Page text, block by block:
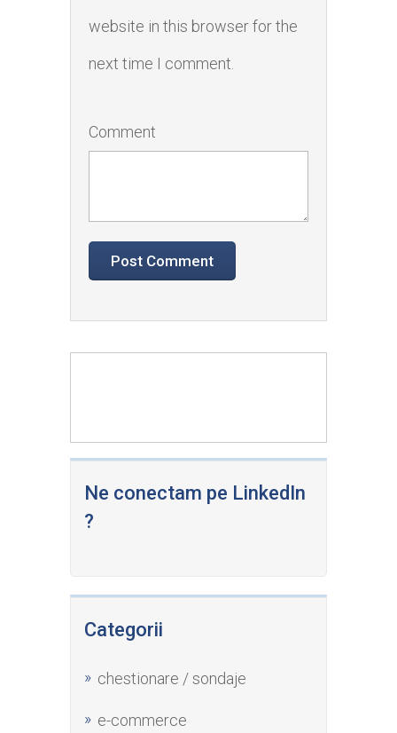
Ne conectam pe LinkedIn
?
Categorii
chestionare / sondaje
e-commerce
website in this browser for the
next time I comment.
Comment